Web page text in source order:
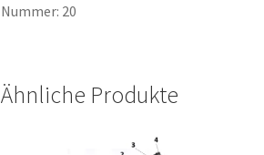
Nummer: 20
Ähnliche Produkte